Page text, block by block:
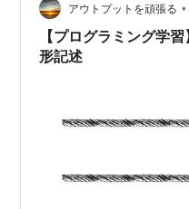
ドで使用できます。
アウトプットを頑張る •
【プログラミング学
形記述